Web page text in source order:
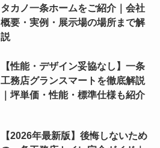
タカノ一条ホームをご紹介｜会社
概要・実例・展示場の場所まで解
説
【性能・デザイン妥協なし】一条
工務店グランスマートを徹底解説
｜坪単価・性能・標準仕様も紹介
【2026年最新版】後悔しないため